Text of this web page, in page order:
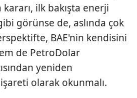
kararı, ilk bakışta enerji
görünse de, aslında çok
BAE'nin kendisini
de PetroDolar
yeniden
olarak okunmalı.